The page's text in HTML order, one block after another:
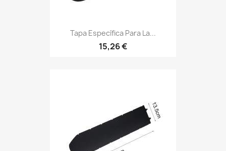
Tapa Específica Para La...
15,26 €